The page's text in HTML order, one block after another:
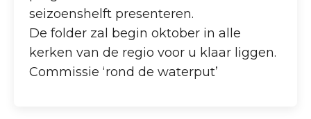
seizoenshelft presenteren.
De folder zal begin oktober in alle
kerken van de regio voor u klaar liggen.
Commissie ‘rond de waterput’